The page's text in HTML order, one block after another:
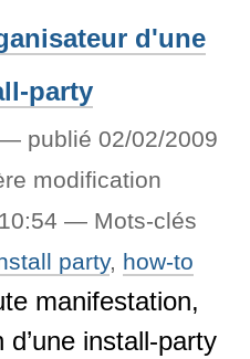
d'une
party
publié 02/02/2009
modification
— Mots-clés
party, how-to
manifestation,
d’une install-party